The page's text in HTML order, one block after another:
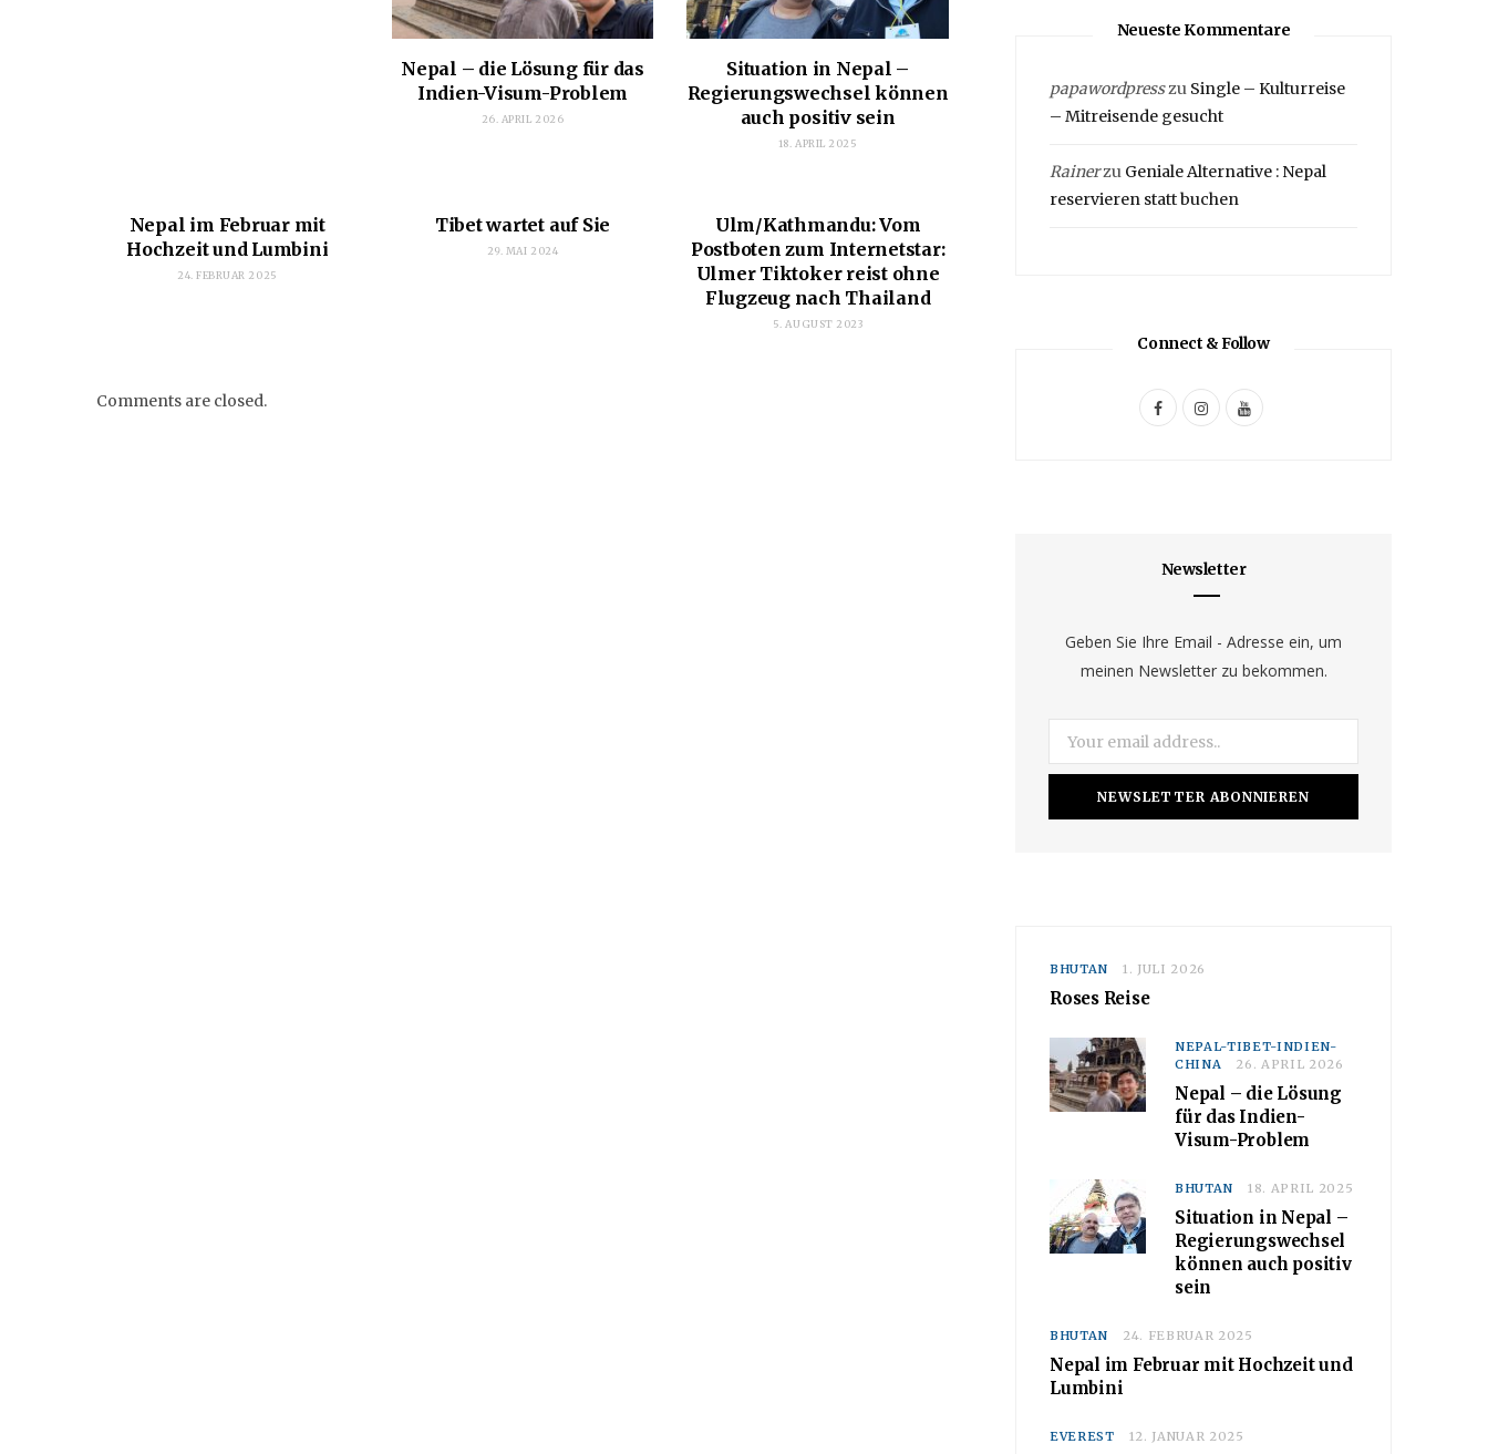
Nepal – die Lösung für das
Indien-Visum-Problem
26. APRIL 2026
Situation in Nepal –
Regierungswechsel können
auch positiv sein
18. APRIL 2025
Nepal im Februar mit
Hochzeit und Lumbini
24. FEBRUAR 2025
Tibet wartet auf Sie
29. MAI 2024
Ulm/Kathmandu: Vom
Postboten zum Internetstar:
Ulmer Tiktoker reist ohne
Flugzeug nach Thailand
5. AUGUST 2023
Comments are closed.
Neueste Kommentare
papawordpresszu Single – Kulturreise
– Mitreisende gesucht
Rainerzu Geniale Alternative : Nepal
reservieren statt buchen
Connect & Follow
F
k
I
a
g
r
a
Y
Newsletter
Geben Sie Ihre Email - Adresse ein, um
meinen Newsletter zu bekommen.
BHUTAN 1. JULI 2026
Roses Reise
NEPAL-TIBET-INDIEN-
CHINA
26. APRIL 2026
Nepal – die Lösung
für das Indien-
Visum-Problem
BHUTAN 18. APRIL 2025
Situation in Nepal –
Regierungswechsel
können auch positiv
sein
BHUTAN 24. FEBRUAR 2025
Nepal im Februar mit Hochzeit und
Lumbini
EVEREST 12. JANUAR 2025